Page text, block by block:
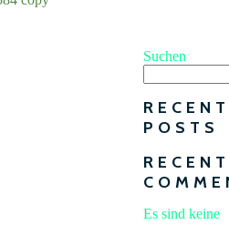
Suchen
RECENT
POSTS
RECENT
Es sind keine